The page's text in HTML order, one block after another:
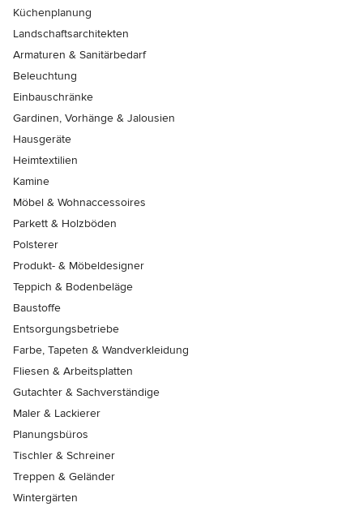
Küchenplanung
Landschaftsarchitekten
Armaturen & Sanitärbedarf
Beleuchtung
Einbauschränke
Gardinen, Vorhänge & Jalousien
Hausgeräte
Heimtextilien
Kamine
Möbel & Wohnaccessoires
Parkett & Holzböden
Polsterer
Produkt- & Möbeldesigner
Teppich & Bodenbeläge
Baustoffe
Entsorgungsbetriebe
Farbe, Tapeten & Wandverkleidung
Fliesen & Arbeitsplatten
Gutachter & Sachverständige
Maler & Lackierer
Planungsbüros
Tischler & Schreiner
Treppen & Geländer
Wintergärten